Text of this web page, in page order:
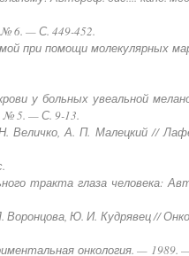
6. — С. 449-452.
при помощи молекулярных
у больных увеальной
№ 5. — С. 9-13.
Величко, А. П. Малецкий //
тракта глаза человека:
Ю. И. Кудрявец //
онкология. — 1989.